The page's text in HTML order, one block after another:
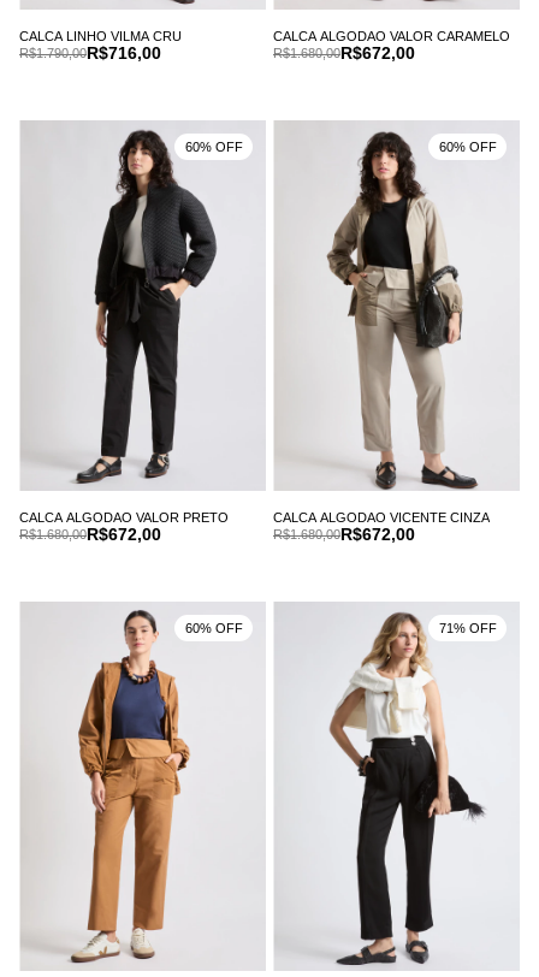
CALCA LINHO VILMA CRU
R$716,00
R$1.790,00
CALCA ALGODAO VALOR CARAMELO
R$672,00
R$1.680,00
CALCA ALGODAO VALOR PRETO
R$672,00
R$1.680,00
60% OFF
CALCA ALGODAO VICENTE CINZA
R$672,00
R$1.680,00
60% OFF
60% OFF 71% OFF